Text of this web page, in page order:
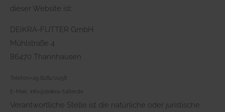
dieser Website ist:
DEIKRA-FUTTER GmbH
Mühlstraße 4
86470 Thannhausen
Telefon: +49 8281/2058
E-Mail: info@deikra-futter.de
Verantwortliche Stelle ist die natürliche oder juristische